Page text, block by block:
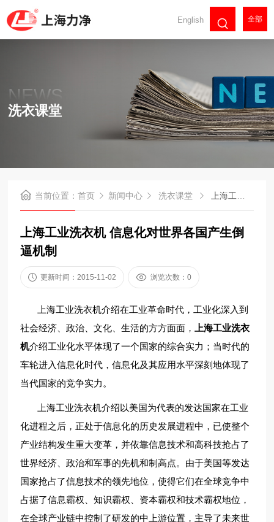
English 全部
NEWS
洗衣课堂
当前位置：首页 新闻中心 洗衣课堂 上海工业洗衣机 信息化对世界各国产生倒逼机制
上海工业洗衣机 信息化对世界各国产生倒
逼机制
更新时间：2015-11-02 浏览次数：0
上海工业洗衣机介绍在工业革命时代，工业化深入到
社会经济、政治、文化、生活的方方面面，
上海工业洗衣
机介绍工业化水平体现了一个国家的综合实力；当时代的
车轮进入信息化时代，信息化及其应用水平深刻地体现了
当代国家的竞争实力。
上海工业洗衣机介绍以美国为代表的发达国家在工业
化进程之后，正处于信息化的历史发展进程中，已使整个
产业结构发生重大变革，并依靠信息技术和高科技抢占了
世界经济、政治和军事的先机和制高点。由于美国等发达
国家抢占了信息技术的领先地位，使得它们在全球竞争中
占据了信息霸权、知识霸权、资本霸权和技术霸权地位，
在全球产业链中控制了研发的中上游位置，主导了未来世